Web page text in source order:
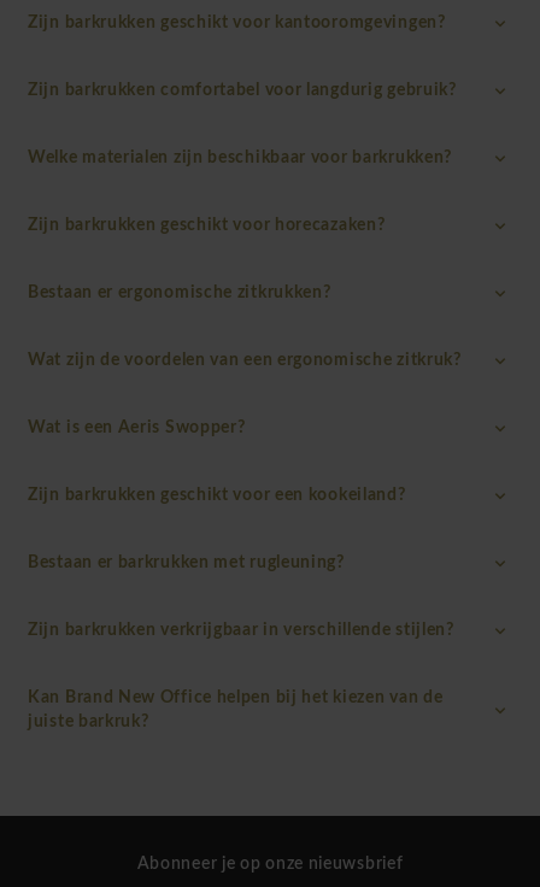
Zijn barkrukken geschikt voor kantooromgevingen?
Zijn barkrukken comfortabel voor langdurig gebruik?
Welke materialen zijn beschikbaar voor barkrukken?
Zijn barkrukken geschikt voor horecazaken?
Bestaan er ergonomische zitkrukken?
Wat zijn de voordelen van een ergonomische zitkruk?
Wat is een Aeris Swopper?
Zijn barkrukken geschikt voor een kookeiland?
Bestaan er barkrukken met rugleuning?
Zijn barkrukken verkrijgbaar in verschillende stijlen?
Kan Brand New Office helpen bij het kiezen van de
juiste barkruk?
Abonneer je op onze nieuwsbrief